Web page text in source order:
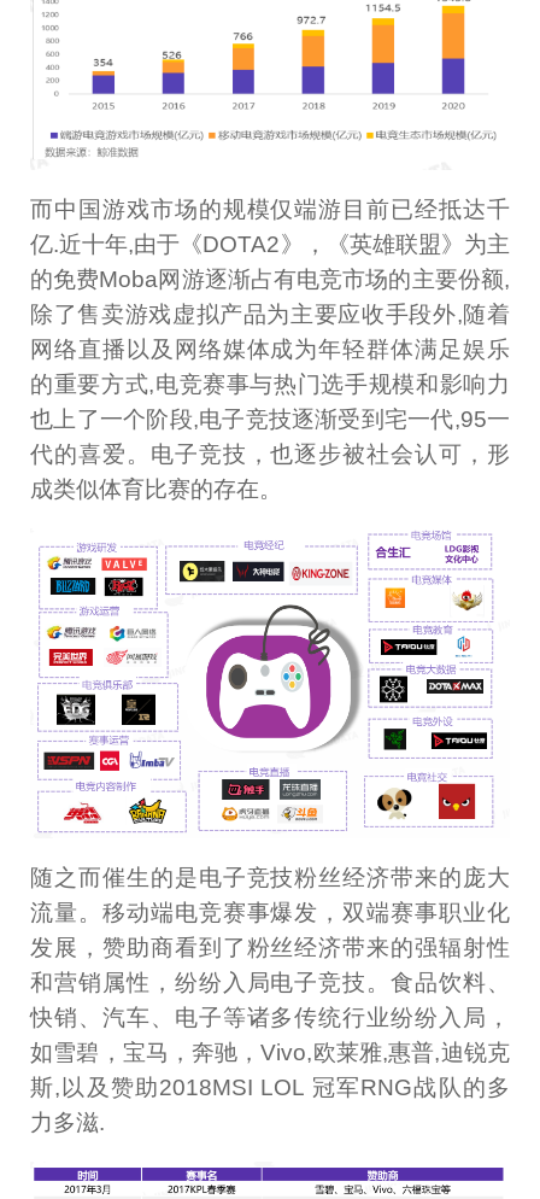
而中国游戏市场的规模仅端游目前已经抵达千
亿.近十年,由于《DOTA2》，《英雄联盟》为主
的免费Moba网游逐渐占有电竞市场的主要份额,
除了售卖游戏虚拟产品为主要应收手段外,随着
网络直播以及网络媒体成为年轻群体满足娱乐
的重要方式,电竞赛事与热门选手规模和影响力
也上了一个阶段,电子竞技逐渐受到宅一代,95一
代的喜爱。电子竞技，也逐步被社会认可，形
成类似体育比赛的存在。
随之而催生的是电子竞技粉丝经济带来的庞大
流量。移动端电竞赛事爆发，双端赛事职业化
发展，赞助商看到了粉丝经济带来的强辐射性
和营销属性，纷纷入局电子竞技。食品饮料、
快销、汽车、电子等诸多传统行业纷纷入局，
如雪碧，宝马，奔驰，Vivo,欧莱雅,惠普,迪锐克
斯,以及赞助2018MSI LOL 冠军RNG战队的多
力多滋.